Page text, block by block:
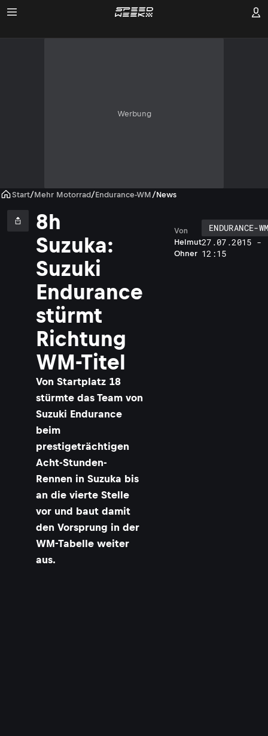
Werbung
Start/Mehr Motorrad/Endurance-WM /News
8h
Suzuka:
Suzuki
Endurance
stürmt
Richtung
WM-Titel
Von Startplatz 18
stürmte das Team von
Suzuki Endurance
beim
prestigeträchtigen
Acht-Stunden-
Rennen in Suzuka bis
an die vierte Stelle
vor und baut damit
den Vorsprung in der
WM-Tabelle weiter
aus.
Helmut
Ohner
Von
ENDURANCE-
27.07.2015 -
12:15